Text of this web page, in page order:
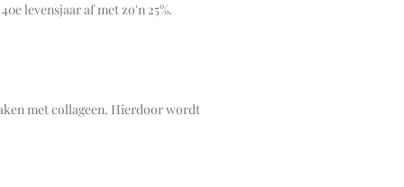
levensjaar af met zo'n 25%.
met collageen. Hierdoor wordt